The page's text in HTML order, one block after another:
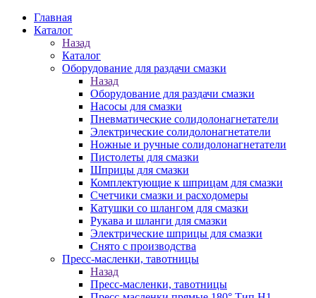
Главная
Каталог
Назад
Каталог
Оборудование для раздачи смазки
Назад
Оборудование для раздачи смазки
Насосы для смазки
Пневматические солидолонагнетатели
Электрические солидолонагнетатели
Ножные и ручные солидолонагнетатели
Пистолеты для смазки
Шприцы для смазки
Комплектующие к шприцам для смазки
Счетчики смазки и расходомеры
Катушки со шлангом для смазки
Рукава и шланги для смазки
Электрические шприцы для смазки
Снято с производства
Пресс-масленки, тавотницы
Назад
Пресс-масленки, тавотницы